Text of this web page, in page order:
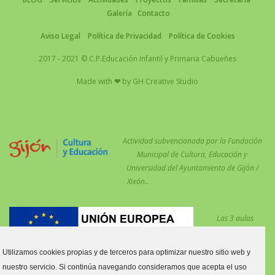
Galería
Contacto
Aviso Legal Política de Privacidad Política de Cookies
2017 - 2021 © C.P.Educación Infantil y Primaria Cabueñes
Made with ❤ by GH Creative Studio
Actividad subvencionada por la Fundación
Municipal de Cultura, Educación y
Universidad del Ayuntamiento de Gijón /
Xixón..
Las 3 aulas
reforzar las
medidas COVID están financiadas por el Fondo Social Europeo.
Utilizamos cookies propias y de terceros para optimizar nuestro sitio web y
nuestro servicio. Si continúa navegando consideramos que acepta el uso